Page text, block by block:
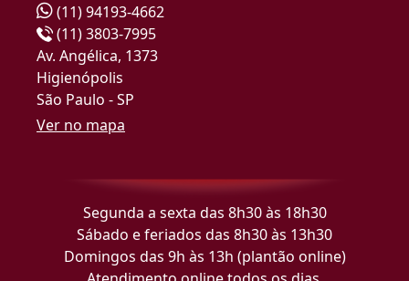
(11) 94193-4662
(11) 3803-7995
Av. Angélica, 1373
Higienópolis
São Paulo - SP
Ver no mapa
Segunda a sexta das 8h30 às 18h30
Sábado e feriados das 8h30 às 13h30
Domingos das 9h às 13h (plantão online)